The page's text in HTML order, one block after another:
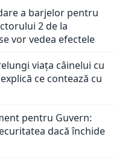
a barjelor pentru
2 de la
vor vedea efectele
viața câinelui cu
ce contează cu
pentru Guvern:
dacă închide